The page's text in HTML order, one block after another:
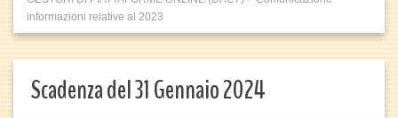
informazioni relative al 2023
Scadenza del 31 Gennaio 2024